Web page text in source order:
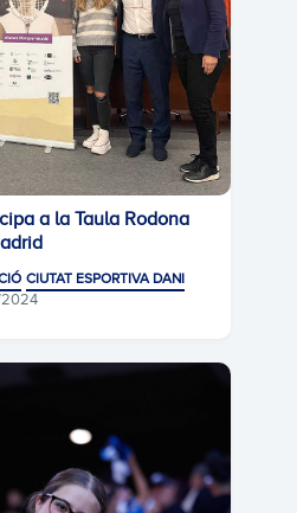
a la Taula Rodona
CIUTAT ESPORTIVA DANI